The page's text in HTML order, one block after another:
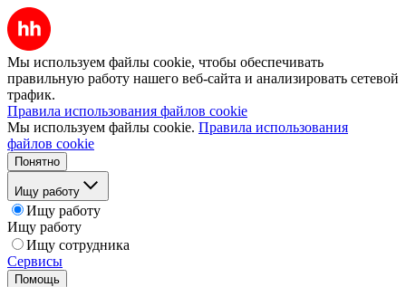
Мы используем файлы cookie, чтобы обеспечивать
правильную работу нашего веб-сайта и анализировать сетевой
трафик.
Правила использования файлов cookie
Мы используем файлы cookie. Правила использования
файлов cookie
Понятно
Ищу работу
Ищу работу
Ищу работу
Ищу сотрудника
Сервисы
Помощь